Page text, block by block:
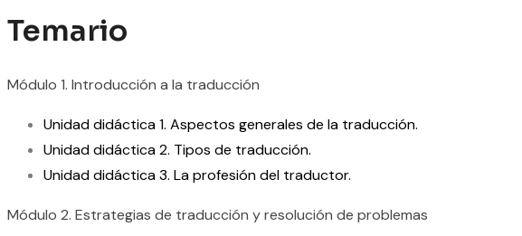
Temario
Módulo 1. Introducción a la traducción
Unidad didáctica 1. Aspectos generales de la traducción.
Unidad didáctica 2. Tipos de traducción.
Unidad didáctica 3. La profesión del traductor.
Módulo 2. Estrategias de traducción y resolución de problemas